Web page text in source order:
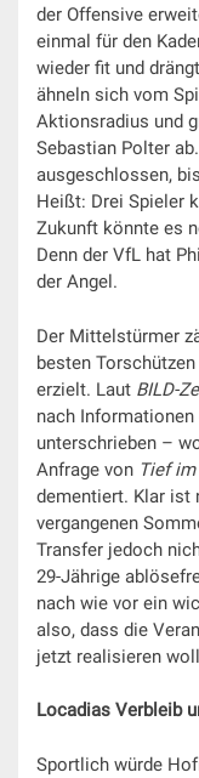
der Offensive
einmal für den
wieder fit und
ähneln sich vom
Aktionsradius und
Sebastian Polter
ausgeschlossen,
Heißt: Drei Spieler
Zukunft könnte es
Denn der VfL hat
der Angel.
Der Mittelstürmer
besten
erzielt. Laut BILD-
nach Informationen
unterschrieben –
Anfrage von Tief
dementiert. Klar ist
vergangenen
Transfer jedoch
29-Jährige
nach wie vor ein
also, dass die
jetzt realisieren
Locadias Verbleib
Sportlich würde